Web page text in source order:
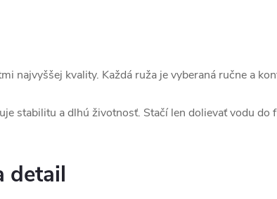
najvyššej kvality. Každá ruža je vyberaná ručne a
stabilitu a dlhú životnosť. Stačí len dolievať vodu
detail